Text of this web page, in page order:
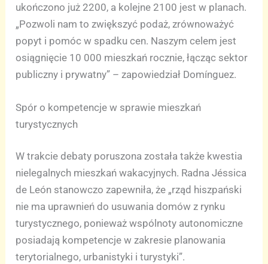
ukończono już 2200, a kolejne 2100 jest w planach.
„Pozwoli nam to zwiększyć podaż, zrównoważyć
popyt i pomóc w spadku cen. Naszym celem jest
osiągnięcie 10 000 mieszkań rocznie, łącząc sektor
publiczny i prywatny” – zapowiedział Domínguez.
Spór o kompetencje w sprawie mieszkań
turystycznych
W trakcie debaty poruszona została także kwestia
nielegalnych mieszkań wakacyjnych. Radna Jéssica
de León stanowczo zapewniła, że „rząd hiszpański
nie ma uprawnień do usuwania domów z rynku
turystycznego, ponieważ wspólnoty autonomiczne
posiadają kompetencje w zakresie planowania
terytorialnego, urbanistyki i turystyki”.